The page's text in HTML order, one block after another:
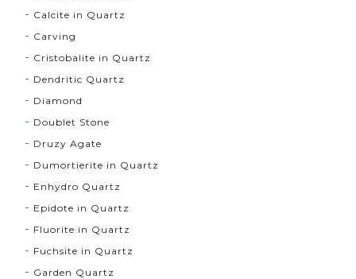
Calcite in Quartz
Carving
Cristobalite in Quartz
Dendritic Quartz
Diamond
Doublet Stone
Druzy Agate
Dumortierite in Quartz
Enhydro Quartz
Epidote in Quartz
Fluorite in Quartz
Fuchsite in Quartz
Garden Quartz